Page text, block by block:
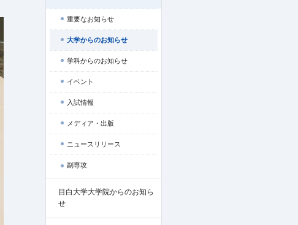
重要なお知らせ
大学からのお知らせ
学科からのお知らせ
イベント
入試情報
メディア・出版
ニュースリリース
副専攻
目白大学大学院からのお知ら
せ